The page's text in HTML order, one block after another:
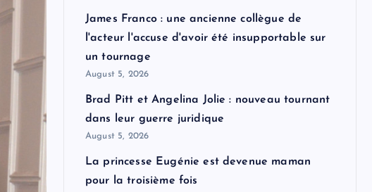
James Franco : une ancienne collègue de
l'acteur l'accuse d'avoir été insupportable sur
un tournage
August 5, 2026
Brad Pitt et Angelina Jolie : nouveau tournant
dans leur guerre juridique
August 5, 2026
La princesse Eugénie est devenue maman
pour la troisième fois